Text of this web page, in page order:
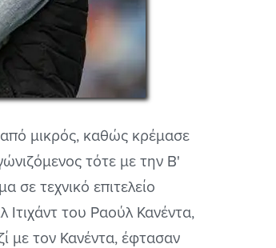
μικρός, καθώς κρέμασε
τότε με την Β'
σε τεχνικό επιτελείο
του Ραούλ Κανέντα,
με τον Κανέντα, έφτασαν